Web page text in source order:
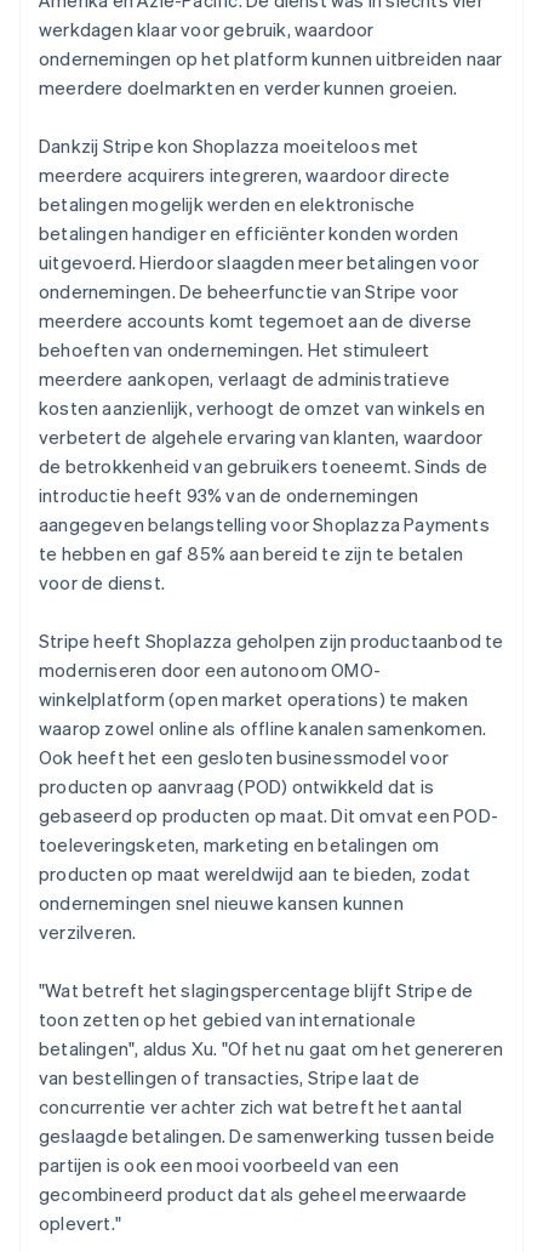
werkdagen klaar voor gebruik, waardoor
ondernemingen op het platform kunnen uitbreiden naar
meerdere doelmarkten en verder kunnen groeien.
Dankzij Stripe kon Shoplazza moeiteloos met
meerdere acquirers integreren, waardoor directe
betalingen mogelijk werden en elektronische
betalingen handiger en efficiënter konden worden
uitgevoerd. Hierdoor slaagden meer betalingen voor
ondernemingen. De beheerfunctie van Stripe voor
meerdere accounts komt tegemoet aan de diverse
behoeften van ondernemingen. Het stimuleert
meerdere aankopen, verlaagt de administratieve
kosten aanzienlijk, verhoogt de omzet van winkels en
verbetert de algehele ervaring van klanten, waardoor
de betrokkenheid van gebruikers toeneemt. Sinds de
introductie heeft 93% van de ondernemingen
aangegeven belangstelling voor Shoplazza Payments
te hebben en gaf 85% aan bereid te zijn te betalen
voor de dienst.
Stripe heeft Shoplazza geholpen zijn productaanbod te
moderniseren door een autonoom OMO-
winkelplatform (open market operations) te maken
waarop zowel online als offline kanalen samenkomen.
Ook heeft het een gesloten businessmodel voor
producten op aanvraag (POD) ontwikkeld dat is
gebaseerd op producten op maat. Dit omvat een POD-
toeleveringsketen, marketing en betalingen om
producten op maat wereldwijd aan te bieden, zodat
ondernemingen snel nieuwe kansen kunnen
verzilveren.
"Wat betreft het slagingspercentage blijft Stripe de
toon zetten op het gebied van internationale
betalingen", aldus Xu. "Of het nu gaat om het genereren
van bestellingen of transacties, Stripe laat de
concurrentie ver achter zich wat betreft het aantal
geslaagde betalingen. De samenwerking tussen beide
partijen is ook een mooi voorbeeld van een
gecombineerd product dat als geheel meerwaarde
oplevert."